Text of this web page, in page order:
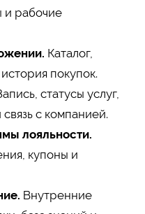
и рабочие
Каталог,
покупок.
статусы услуг,
с компанией.
лояльности.
купоны и
Внутренние